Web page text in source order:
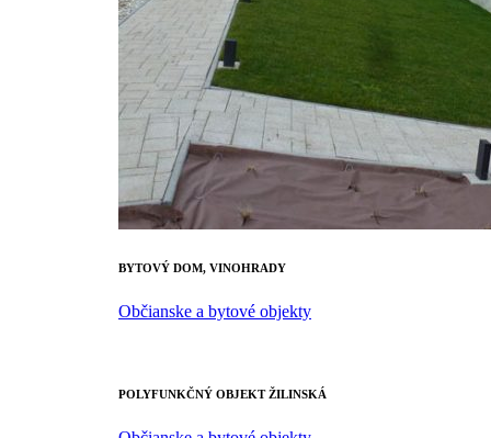
BYTOVÝ DOM, VINOHRADY
Občianske a bytové objekty
POLYFUNKČNÝ OBJEKT ŽILINSKÁ